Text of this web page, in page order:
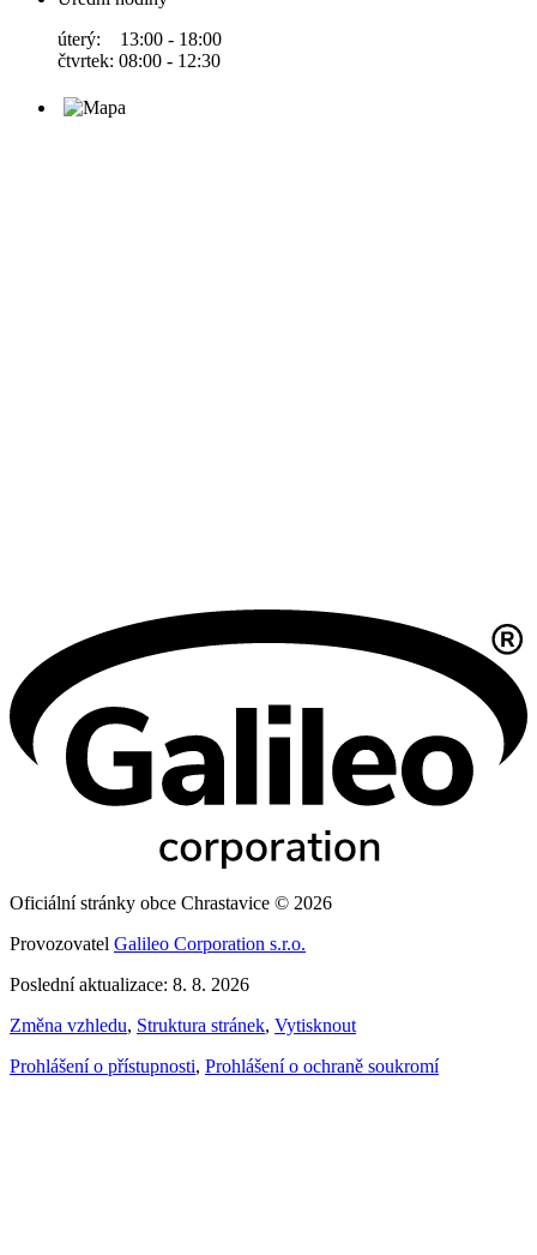
úterý: 13:00 - 18:00
čtvrtek: 08:00 - 12:30
Oficiální stránky obce Chrastavice © 2026
Provozovatel Galileo Corporation s.r.o.
Poslední aktualizace: 8. 8. 2026
Změna vzhledu, Struktura stránek, Vytisknout
Prohlášení o přístupnosti, Prohlášení o ochraně soukromí